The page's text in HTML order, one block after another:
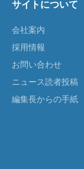
サイトについて
会社案内
採用情報
お問い合わせ
ニュース読者投稿
編集長からの手紙